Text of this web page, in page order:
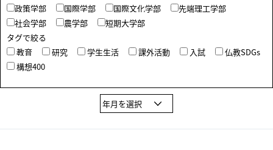
政策学部
国際学部 国際文化学部
先端理工学部
社会学部
農学部
短期大学部
タグで絞る
教育
研究 学生生活 課外活動 入試
仏教SDGs
構想400